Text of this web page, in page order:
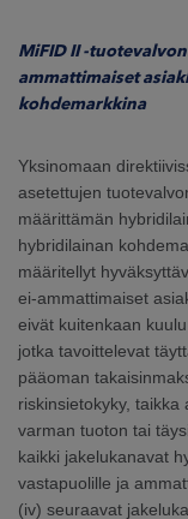
MiFID II -
ammattimaiset
kohdemarkkina
Yksinomaan
asetettujen
määrittämän
hybridilainan
määritellyt
ei-ammattimaiset
eivät kuitenkaan
jotka tavoittelevat
pääoman
riskinsietokyky,
varman tuoton tai
kaikki jakelukanavat
vastapuolille ja
(iv) seuraavat